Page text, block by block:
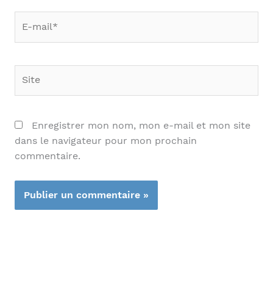
Enregistrer mon nom, mon e-mail et mon site
dans le navigateur pour mon prochain
commentaire.